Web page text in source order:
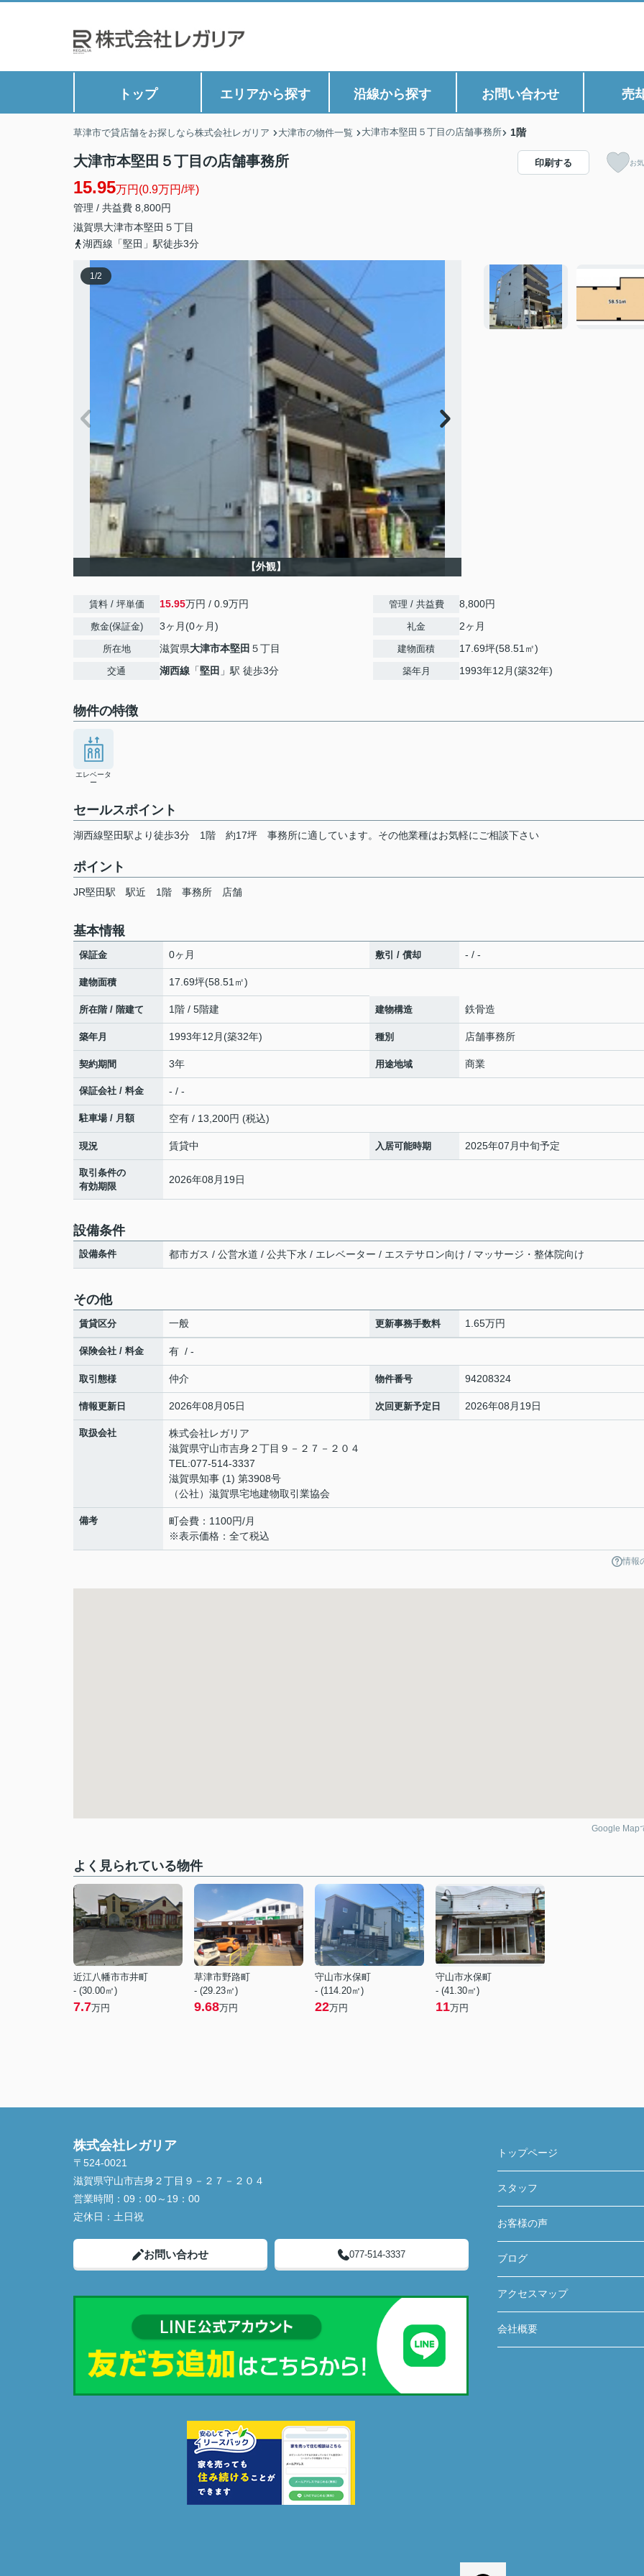
トップ エリアから探す 沿線から探す お問い合わせ 売
草津市で貸店舗をお探しなら株式会社レガリア 大津市の物件一覧 大津市本堅田５丁目の店舗事務所 1階
大津市本堅田５丁目の店舗事務所
15.95万円(0.9万円/坪)
管理 / 共益費 8,800円
滋賀県大津市本堅田 ５丁目
湖西線「堅田」駅徒歩3分
印刷する お
1/2
【外観】
賃料 / 坪単価 15.95万円 / 0.9万円
敷金(保証金) 3ヶ月(0ヶ月)
所在地 滋賀県大津市本堅田 ５丁目
交通 湖西線 「堅田 」駅 徒歩3分
管理 / 共益費 8,800円
礼金 2ヶ月
建物面積 17.69坪(58.51㎡)
築年月 1993年12月(築32年)
物件の特徴
エレベータ
ー
セールスポイント
湖西線堅田駅より徒歩3分 1階 約17坪 事務所に適しています。その他業種はお気軽にご相談下さい
ポイント
JR堅田駅 駅近 1階 事務所 店舗
基本情報
保証金 0ヶ月 敷引 / 償却 - / -
建物面積 17.69坪(58.51㎡)
所在階 / 階建て 1階 / 5階建 建物構造 鉄骨造
築年月 1993年12月(築32年) 種別 店舗事務所
契約期間 3年 用途地域 商業
保証会社 / 料金 - / -
駐車場 / 月額 空有 / 13,200円 (税込)
現況 賃貸中 入居可能時期 2025年07月中旬予定
取引条件の
有効期限
2026年08月19日
設備条件
設備条件 都市ガス / 公営水道 / 公共下水 / エレベーター / エステサロン向け / マッサージ・整体院向け
その他
賃貸区分 一般 更新事務手数料 1.65万円
保険会社 / 料金 有 / -
取引態様 仲介 物件番号 94208324
情報更新日 2026年08月05日 次回更新予定日 2026年08月19日
取扱会社
株式会社レガリア
滋賀県守山市吉身２丁目９－２７－２０４
TEL:077-514-3337
滋賀県知事 (1) 第3908号
（公社）滋賀県宅地建物取引業協会
備考
町会費：1100円/月
※表示価格：全て税込
情報
Google Map
よく見られている物件
近江八幡市市井町
- (30.00㎡)
7.7万円
草津市野路町
- (29.23㎡)
9.68万円
守山市水保町
- (114.20㎡)
22万円
守山市水保町
- (41.30㎡)
11万円
株式会社レガリア
〒524-0021
滋賀県守山市吉身２丁目９－２７－２０４
営業時間： 09：00～19：00
定休日： 土日祝
お問い合わせ 077-514-3337
トップページ
スタッフ
お客様の声
ブログ
アクセスマップ
会社概要